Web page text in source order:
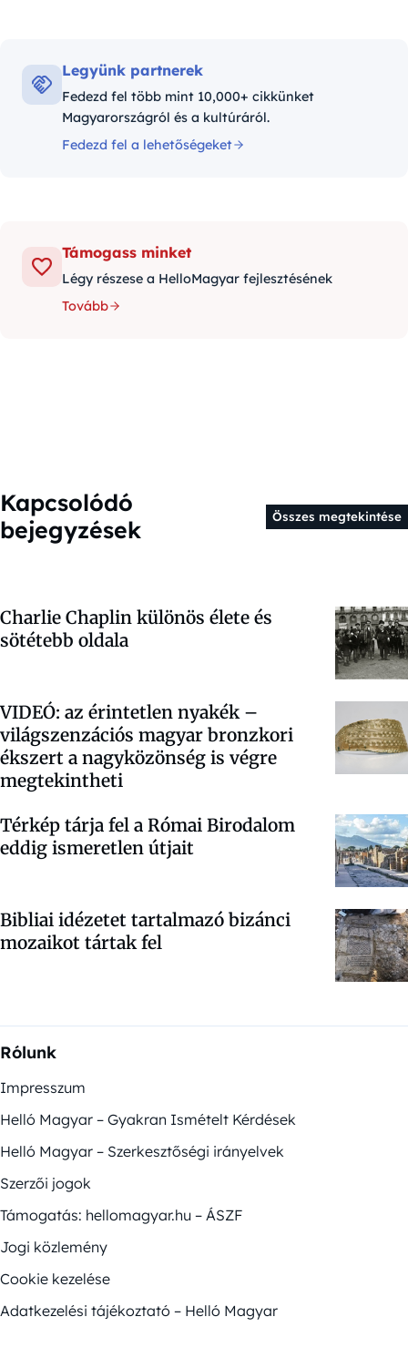
Legyünk partnerek
Fedezd fel több mint 10,000+ cikkünket
Magyarországról és a kultúráról.
Fedezd fel a lehetőségeket
Támogass minket
Légy részese a HelloMagyar fejlesztésének
Tovább
Kapcsolódó
bejegyzések
Összes megtekintése
Charlie Chaplin különös élete és
sötétebb oldala
VIDEÓ: az érintetlen nyakék –
világszenzációs magyar bronzkori
ékszert a nagyközönség is végre
megtekintheti
Térkép tárja fel a Római Birodalom
eddig ismeretlen útjait
Bibliai idézetet tartalmazó bizánci
mozaikot tártak fel
Rólunk
Impresszum
Helló Magyar – Gyakran Ismételt Kérdések
Helló Magyar – Szerkesztőségi irányelvek
Szerzői jogok
Támogatás: hellomagyar.hu – ÁSZF
Jogi közlemény
Cookie kezelése
Adatkezelési tájékoztató – Helló Magyar